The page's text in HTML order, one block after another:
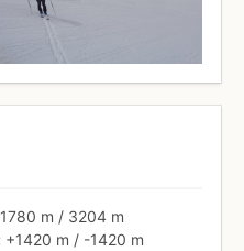
1780 m / 3204 m
+1420 m / -1420 m